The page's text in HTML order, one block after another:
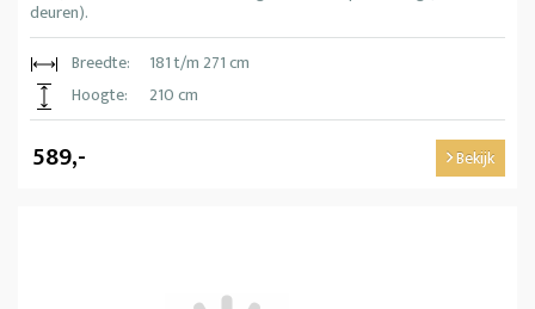
deuren).
Breedte:
181 t/m 271 cm
Hoogte:
210 cm
589,- Bekijk